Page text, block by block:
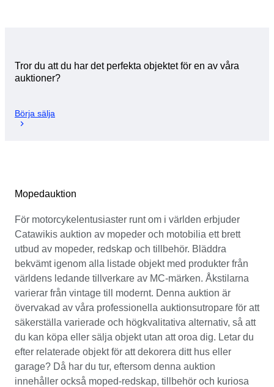
Tror du att du har det perfekta objektet för en av våra
auktioner?
Börja sälja
Mopedauktion
För motorcykelentusiaster runt om i världen erbjuder
Catawikis auktion av mopeder och motobilia ett brett
utbud av mopeder, redskap och tillbehör. Bläddra
bekvämt igenom alla listade objekt med produkter från
världens ledande tillverkare av MC-märken. Åkstilarna
varierar från vintage till modernt. Denna auktion är
övervakad av våra professionella auktionsutropare för att
säkerställa varierade och högkvalitativa alternativ, så att
du kan köpa eller sälja objekt utan att oroa dig. Letar du
efter relaterade objekt för att dekorera ditt hus eller
garage? Då har du tur, eftersom denna auktion
innehåller också moped-redskap, tillbehör och kuriosa